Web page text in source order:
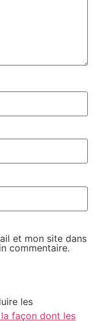
et mon site dans
commentaire.
les
façon dont les